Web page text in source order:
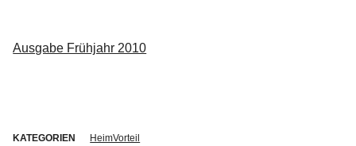
Ausgabe Frühjahr 2010
KATEGORIEN HeimVorteil